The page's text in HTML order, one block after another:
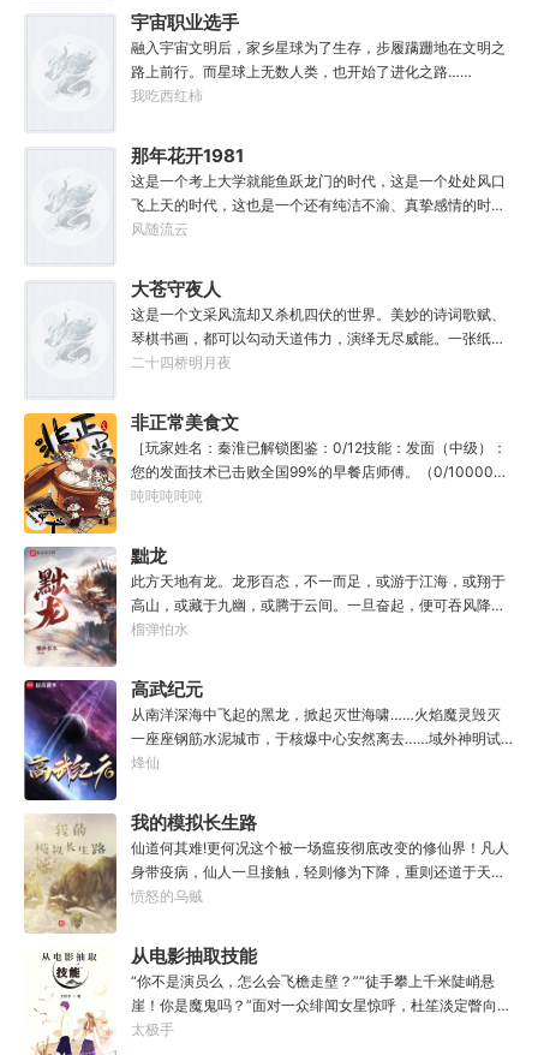
度牒。潘筠大剑拍上去：闭嘴，信不信扣你鱼仔。
宇宙职业选手
融入宇宙文明后，家乡星球为了生存，步履蹒跚地在文明之
路上前行。而星球上无数人类，也开始了进化之路……
我吃西红柿
那年花开1981
这是一个考上大学就能鱼跃龙门的时代，这是一个处处风口
飞上天的时代，这也是一个还有纯洁不渝、真挚感情的时
代；只不过李野刚刚来到这个时代，却被劝着放弃高考进厂
冲刺型选手会考不上？那岂不是辜负了那么多年体育老师的
教导？”
风随流云
大苍守夜人
这是一个文采风流却又杀机四伏的世界。美妙的诗词歌赋、
琴棋书画，都可以勾动天道伟力，演绎无尽威能。一张纸可
封万载凶谷，一滴墨可将三千里海域化为永夜。林苏进入这
人毕生难以触摸的天花板，敢与诸子百家圣人争道。精智
计，察人心，演绎兵法三十六计，弹指间可换一国之君。不
知者谓他情种，知他者，言他为真性情。
二十四桥明月夜
非正常美食文
［玩家姓名：秦淮已解锁图鉴：0/12技能：发面（中级）：
您的发面技术已击败全国99%的早餐店师傅。（0/10000）
调馅（高级）：您的调馅水平已击败全国100%的早餐店师
的那一刻，美食文主角迎来了他加载成功的系统。秦淮：美
食文，早说呀，这个他熟！后来——秦淮发现这好像不是个
单纯的美食文系统。好像还加了些奇奇怪怪的东西。连带着
他看邻居、朋友、客人、员工都不太像人……不过没事。遇
事不决，先吃一口！.游戏说明：1.本游戏自由度极高，请玩
力解锁图鉴。3.一切解释归游戏所有。
吨吨吨吨吨
黜龙
此方天地有龙。龙形百态，不一而足，或游于江海，或翔于
高山，或藏于九幽，或腾于云间。一旦奋起，便可吞风降
雪，引江划河，落雷喷火，分山避海。此处人间也有龙。人
之志。一时机发，便可翻云覆雨，决势分野，定鼎问道，证
位成龙。作为一个迷路的穿越者，张行一开始也想成龙，但
后来，他发现这个行当卷的太厉害了，就决定改行，去黜落
群龙。所谓行尽天下路，使天地处处通，黜遍天下龙，使世
间人人可为龙。
榴弹怕水
高武纪元
从南洋深海中飞起的黑龙，掀起灭世海啸……火焰魔灵毁灭
一座座钢筋水泥城市，于核爆中心安然离去……域外神明试
图统治整片星海……这是人类科技高度发达的未来世界。也
源，心怀能观想星海的奇异神宫，在这个世界艰难前行。多
年以后。“我现在的飞行速度是122682米/每秒，力量爆发
是……”李源在距蓝星表层约180公里的大气层中极速飞行，
冰冷眸子盯着昏暗虚空尽头那条形似神话传说中神龙的庞然
大物：“你，应该是所有入侵半神生命体中最强的一个
烽仙
我的模拟长生路
仙道何其难!更何况这个被一场瘟疫彻底改变的修仙界！凡人
身带疫病，仙人一旦接触，轻则修为下降，重则还道于天，
于是仙凡永隔；仙法不可同修，整个修仙界成为了一个巨大
凡尘中打滚，蹉跎一生。好在临终之时终于觉醒异宝，能够
化真为假，将真实的人生转为黄粱一梦，重回刚穿越之时！
于是，李凡开始了他的漫漫长生路！第二世，李凡历时五十
载终权倾天下，但却遍寻世间而不见仙踪。只在人生的末尾
得见仙人痕迹。第三世，李凡殚精竭虑、百般谋划，却终抵
愤怒的乌贼
从电影抽取技能
“你不是演员么，怎么会飞檐走壁？”“徒手攀上千米陡峭悬
崖！你是魔鬼吗？”面对一众绯闻女星惊呼，杜笙淡定瞥向从
影片中获得的绝技：【龙象般若功（紫）：十龙十象之力，
太极手